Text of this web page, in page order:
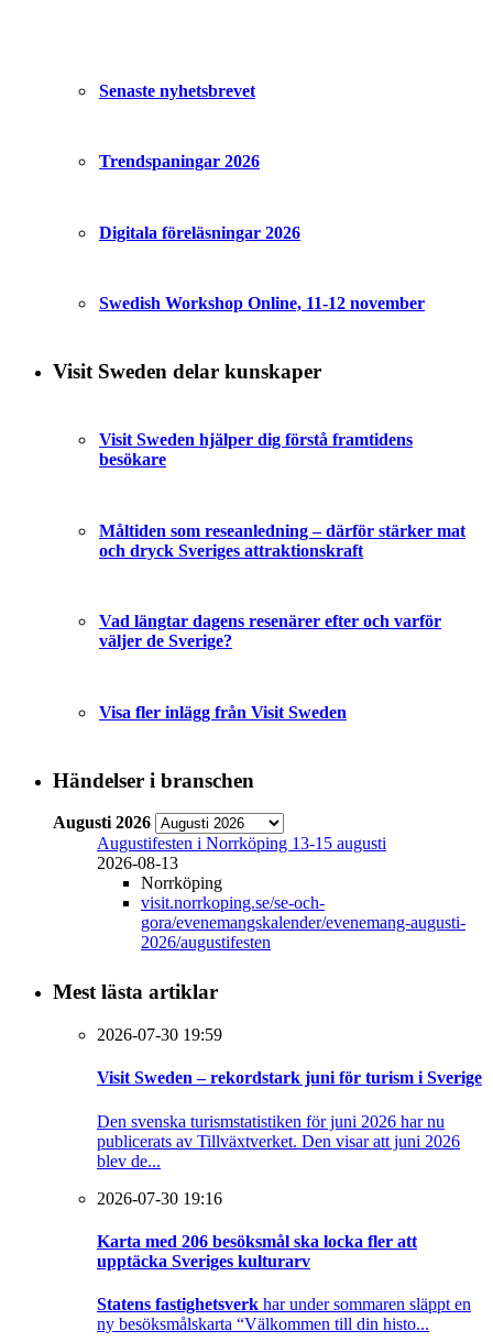
Senaste nyhetsbrevet
Trendspaningar 2026
Digitala föreläsningar 2026
Swedish Workshop Online, 11-12 november
Visit Sweden delar kunskaper
Visit Sweden hjälper dig förstå framtidens
besökare
Måltiden som reseanledning – därför stärker mat
och dryck Sveriges attraktionskraft
Vad längtar dagens resenärer efter och varför
väljer de Sverige?
Visa fler inlägg från Visit Sweden
Händelser i branschen
Augusti 2026
Augustifesten i Norrköping 13-15 augusti
2026-08-13
Norrköping
visit.norrkoping.se/se-och-
gora/evenemangskalender/evenemang-augusti-
2026/augustifesten
Mest lästa artiklar
2026-07-30 19:59
Visit Sweden – rekordstark juni för turism i Sverige
Den svenska turismstatistiken för juni 2026 har nu
publicerats av Tillväxtverket. Den visar att juni 2026
blev de...
2026-07-30 19:16
Karta med 206 besöksmål ska locka fler att
upptäcka Sveriges kulturarv
Statens fastighetsverk har under sommaren släppt en
ny besöksmålskarta “Välkommen till din histo...